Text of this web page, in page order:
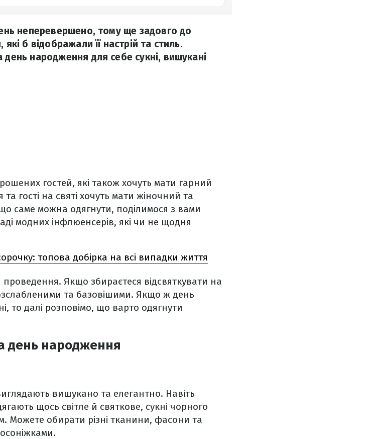
неперевершено, тому ще задовго до
б відображали її настрій та стиль.
народження для себе сукні, вишукані
гостей, які також хочуть мати гарний
гості на святі хочуть мати жіночний та
саме можна одягнути, поділимося з вами
модних інфлюенсерів, які чи не щодня
топова добірка на всі випадки життя
Якщо збираєтеся відсвяткувати на
та базовішими. Якщо ж день
то далі розповімо, що варто одягнути
день народження
вишукано та елегантно. Навіть
щось світле й святкове, сукні чорного
Можете обирати різні тканини, фасони та